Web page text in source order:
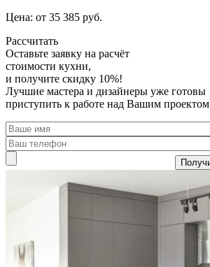
Цена: от 35 385 руб.
Рассчитать
Оставьте заявку на расчёт
стоимости кухни,
и получите скидку 10%!
Лучшие мастера и дизайнеры уже готовы
приступить к работе над Вашим проектом